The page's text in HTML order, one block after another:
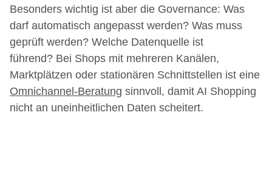
Besonders wichtig ist aber die Governance: Was
darf automatisch angepasst werden? Was muss
geprüft werden? Welche Datenquelle ist
führend? Bei Shops mit mehreren Kanälen,
Marktplätzen oder stationären Schnittstellen ist eine
Omnichannel-Beratung sinnvoll, damit AI Shopping
nicht an uneinheitlichen Daten scheitert.